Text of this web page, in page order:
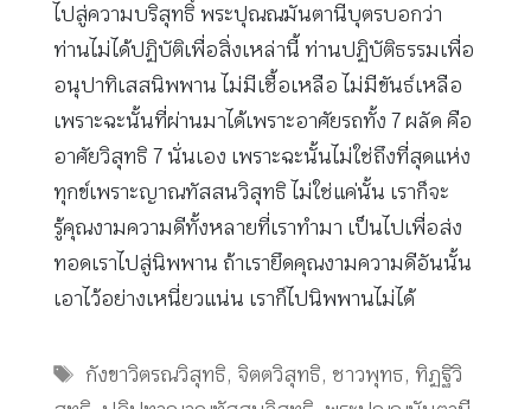
ไปสู่ความบริสุทธิ์ พระปุณณมันตานีบุตรบอกว่า
ท่านไม่ได้ปฏิบัติเพื่อสิ่งเหล่านี้ ท่านปฏิบัติธรรมเพื่อ
อนุปาทิเสสนิพพาน ไม่มีเชื้อเหลือ ไม่มีขันธ์เหลือ
เพราะฉะนั้นที่ผ่านมาได้เพราะอาศัยรถทั้ง 7 ผลัด คือ
อาศัยวิสุทธิ 7 นั่นเอง เพราะฉะนั้นไม่ใช่ถึงที่สุดแห่ง
ทุกข์เพราะญาณทัสสนวิสุทธิ ไม่ใช่แค่นั้น เราก็จะ
รู้คุณงามความดีทั้งหลายที่เราทำมา เป็นไปเพื่อส่ง
ทอดเราไปสู่นิพพาน ถ้าเรายึดคุณงามความดีอันนั้น
เอาไว้อย่างเหนี่ยวแน่น เราก็ไปนิพพานไม่ได้
Tags
กังขาวิตรณวิสุทธิ, จิตตวิสุทธิ, ชาวพุทธ, ทิฏฐิวิ